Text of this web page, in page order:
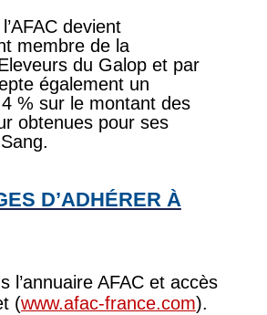
devient
membre de la
du Galop et par
également un
% sur le montant des
obtenues pour ses
D’ADHÉRER À
l’annuaire AFAC et accès
(www.afac-france.com).